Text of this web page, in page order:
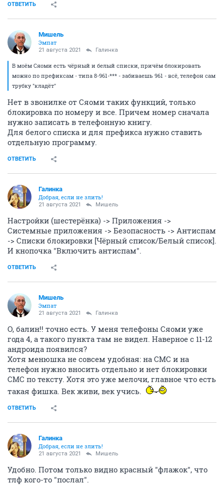
ОТВЕТИТЬ
Мишель
Эмпат
21 августа 2021 Галинка
В моём Сяоми есть чёрный и белый списки, причём блокировать
можно по префиксам - типа 8-961-*** - забиваешь 961 - всё, телефон сам
трубку "кладёт"
Нет в звонилке от Сяоми таких функций, только
блокировка по номеру и все. Причем номер сначала
нужно записать в телефонную книгу.
Для белого списка и для префикса нужно ставить
отдельную программу.
ОТВЕТИТЬ
Галинка
Добрая, если не злить!
21 августа 2021 Мишель
Настройки (шестерёнка) -> Приложения ->
Системные приложения -> Безопасность -> Антиспам
-> Списки блокировки [Чёрный список/Белый список].
И кнопочка "Включить антиспам".
ОТВЕТИТЬ
Мишель
Эмпат
21 августа 2021 Галинка
О, балин!! точно есть. У меня телефоны Сяоми уже
года 4, а такого пункта там не видел. Наверное с 11-12
андроида появился?
Хотя менюшка не совсем удобная: на СМС и на
телефон нужно вносить отдельно и нет блокировки
СМС по тексту. Хотя это уже мелочи, главное что есть
такая фишка. Век живи, век учись.
ОТВЕТИТЬ
Галинка
Добрая, если не злить!
21 августа 2021 Мишель
Удобно. Потом только видно красный "флажок", что
тлф кого-то "послал".